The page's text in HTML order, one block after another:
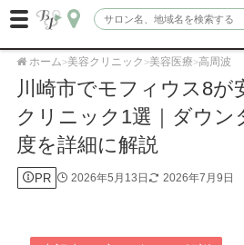
ホーム>美容クリニック >美容医療>高周波
川崎市でモフィウス8が
クリニック1選｜ダウン
度を詳細に解説
PR 2026年5月13日 2026年7月9日